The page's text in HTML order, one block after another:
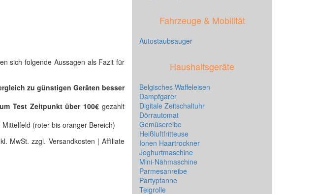
sich folgende Aussagen als Fazit für
zu günstigen Geräten besser
Test Zeitpunkt über 100€ gezahlt
(roter bis oranger Bereich)
MwSt. zzgl. Versandkosten | Affiliate
Fahrzeuge & Mobilität
Autostaubsauger
Haushaltsgeräte
Belgisches Waffeleisen
Dampfgarer
Digitale Zeitschaltuhr
Dörrautomat
Gemüsereibe
Heißluftfritteuse
Ionen Haartrockner
Joghurtmaschine
Mini-Nähmaschine
Parmesanreibe
Partypfanne
Teigrolle